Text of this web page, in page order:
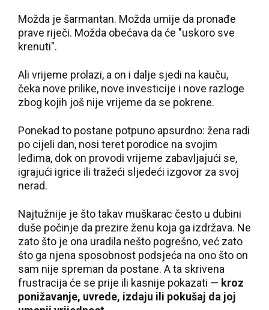
Možda je šarmantan. Možda umije da pronađe
prave riječi. Možda obećava da će "uskoro sve
krenuti".
Ali vrijeme prolazi, a on i dalje sjedi na kauču,
čeka nove prilike, nove investicije i nove razloge
zbog kojih još nije vrijeme da se pokrene.
Ponekad to postane potpuno apsurdno: žena radi
po cijeli dan, nosi teret porodice na svojim
leđima, dok on provodi vrijeme zabavljajući se,
igrajući igrice ili tražeći sljedeći izgovor za svoj
nerad.
Najtužnije je što takav muškarac često u dubini
duše počinje da prezire ženu koja ga izdržava. Ne
zato što je ona uradila nešto pogrešno, već zato
što ga njena sposobnost podsjeća na ono što on
sam nije spreman da postane. A ta skrivena
frustracija će se prije ili kasnije pokazati — kroz
ponižavanje, uvrede, izdaju ili pokušaj da joj